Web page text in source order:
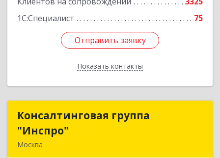
1С:Специалист
75
Отправить заявку
Показать контакты
Отправить заявку
Назад
Консалтинговая группа
"Инспро"
Москва
Консалтинговая группа